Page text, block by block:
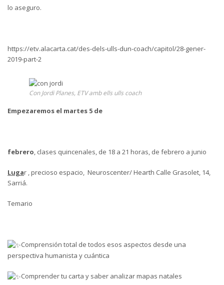
lo aseguro.
https://etv.alacarta.cat/des-dels-ulls-dun-coach/capitol/28-gener-
2019-part-2
Con Jordi Planes, ETV amb ells ulls coach
Empezaremos el martes 5 de
febrero, clases quincenales, de 18 a 21 horas, de febrero a junio
Lugar , precioso espacio, Neuroscenter/ Hearth Calle Grasolet, 14,
Sarriá.
Temario
Comprensión total de todos esos aspectos desde una
perspectiva humanista y cuántica
Comprender tu carta y saber analizar mapas natales